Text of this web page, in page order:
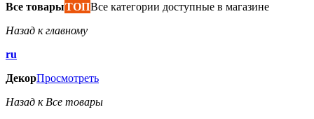
Все товарыТОПВсе категории доступные в магазине
Назад к главному
ru
ДекорПросмотреть
Назад к Все товары